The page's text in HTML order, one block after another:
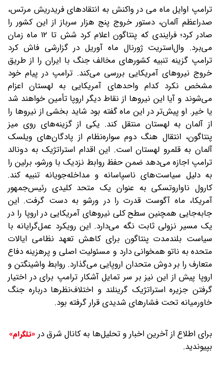
ترامپ اوایل ماه می‌ در واکنش به انتقادهای فریدریش مرتس،
صدراعظم آلمان، دستور خروج پنج هزار سرباز از این کشور را
صادر کرد؛ فرایندی که پنتاگون اعلام کرد شش تا ۱۲ ماه زمان
می‌برد. وال‌استریت ژورنال ماه آوریل در گزارشی فاش کرد‌
ترامپ گزینه تنبیه کشورهای مخالف جنگ با ایران را از طریق
خروج نیروهای آمریکایی بررسی می‌کند. ترامپ در پیام خود
مشخص نکرد کدام واحدهای آمریکایی به لهستان اعزام
می‌شوند و آیا این نیروها از نقاط دیگر اروپا تأمین خواهند شد
یا خیر. او پیش‌تر در این ماه گفته بود شاید بخشی از نیروها را
از آلمان به لهستان منتقل کند. یکی از گزینه‌های روی میز
پنتاگون، انتقال هنگ دوم سواره‌نظام از پادگان‌های ویلسک
آلمان به قلمرو لهستان است. این اقدام استراتژیک به دونالد
ترامپ اجازه می‌دهد ضمن حفظ روابط نزدیک با ورشو، برلین را
به دلیل سیاست‌های ناسپاسانه و مداخله‌جویانه تنبیه کند.
کارول ناواروتسکی به عنوان یک متحد کلیدی رئیس‌جمهور
آمریکا، ماه آگوست قدرت را در ورشو به دست گرفت. این
جابه‌جایی همچنین سطح کلی نیروهای آمریکایی در اروپا را در
یک مسیر نزولی ثابت نگه می‌دارد. این رویکرد عمل‌گرایانه با
سیاست بلندمدت پنتاگون برای کاهش تعهد نظامی ایالات
متحده به ناتو همخوانی دارد و مسئولیت اصلی و پرهزینه دفاع
متعارف را بر دوش متحدان اروپایی می‌گذارد. روابط واشینگتن و
اروپا پیش از این نیز بر سر تمایل آشکار ترامپ برای در اختیار
گرفتن جزیره استراتژیک گرینلند و اختلاف‌نظرها درباره جنگ
خاورمیانه تحت فشارهای شدیدی قرار گرفته بود.
برای اطلاع از آخرین اخبار و تحلیل‌ها به کانال شرق در «تلگرام»
بپیوندید.